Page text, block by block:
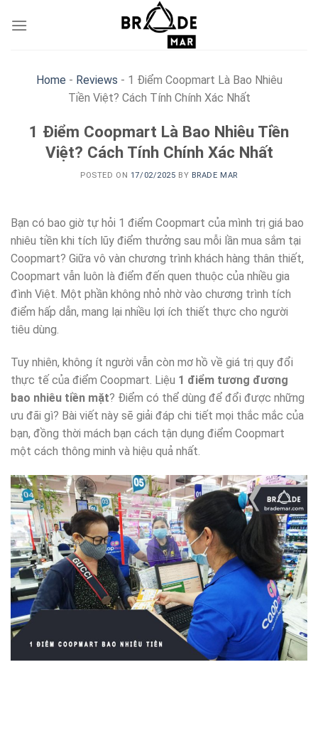
Home - Reviews - 1 Điểm Coopmart Là Bao Nhiêu
Tiền Việt? Cách Tính Chính Xác Nhất
1 Điểm Coopmart Là Bao Nhiêu Tiền
Việt? Cách Tính Chính Xác Nhất
POSTED ON 17/02/2025 BY BRADE MAR
Bạn có bao giờ tự hỏi 1 điểm Coopmart của mình trị giá bao
nhiêu tiền khi tích lũy điểm thưởng sau mỗi lần mua sắm tại
Coopmart? Giữa vô vàn chương trình khách hàng thân thiết,
Coopmart vẫn luôn là điểm đến quen thuộc của nhiều gia
đình Việt. Một phần không nhỏ nhờ vào chương trình tích
điểm hấp dẫn, mang lại nhiều lợi ích thiết thực cho người
tiêu dùng.
Tuy nhiên, không ít người vẫn còn mơ hồ về giá trị quy đổi
thực tế của điểm Coopmart. Liệu 1 điểm tương đương
bao nhiêu tiền mặt? Điểm có thể dùng để đổi được những
ưu đãi gì? Bài viết này sẽ giải đáp chi tiết mọi thắc mắc của
bạn, đồng thời mách bạn cách tận dụng điểm Coopmart
một cách thông minh và hiệu quả nhất.